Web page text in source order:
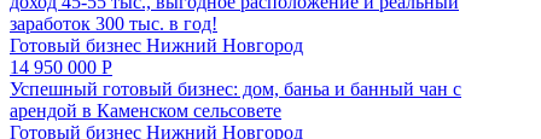
заработок 300 тыс. в год!
Готовый бизнес Нижний Новгород
14 950 000 Р
Успешный готовый бизнес: дом, баньa и банный чан с
арендой в Каменском сельсовете
Готовый бизнес Нижний Новгород